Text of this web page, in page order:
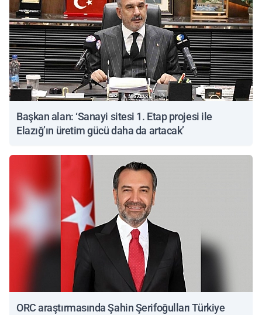
Başkan alan: ‘Sanayi sitesi 1. Etap projesi ile
Elazığ’ın üretim gücü daha da artacak’
ORC araştırmasında Şahin Şerifoğulları Türkiye